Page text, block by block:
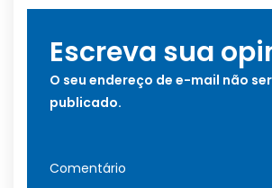
Escreva sua
O seu endereço de e-mail não
publicado.
Comentário